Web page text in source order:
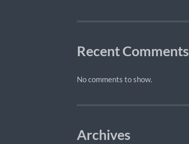
Recent Comments
No comments to show.
Archives